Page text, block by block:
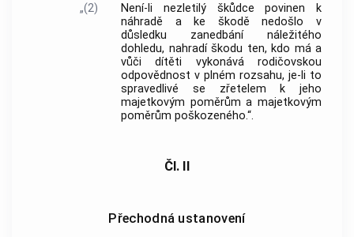
„(2)
Není-li nezletilý škůdce povinen k
náhradě a ke škodě nedošlo v
důsledku zanedbání náležitého
dohledu, nahradí škodu ten, kdo má a
vůči dítěti vykonává rodičovskou
odpovědnost v plném rozsahu, je-li to
spravedlivé se zřetelem k jeho
majetkovým poměrům a majetkovým
poměrům poškozeného.“.
Čl. II
Přechodná ustanovení